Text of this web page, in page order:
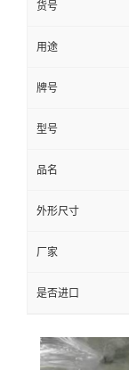
货号
用途
牌号
型号
品名
外形尺寸
厂家
是否进口